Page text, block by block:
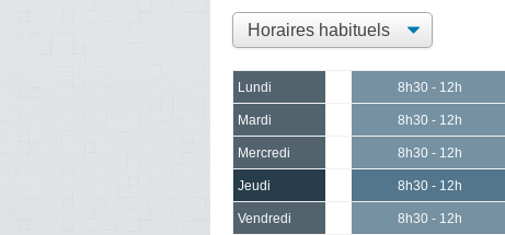
Lundi 8h30 - 12h
Mardi 8h30 - 12h
Mercredi 8h30 - 12h
Jeudi 8h30 - 12h
Vendredi 8h30 - 12h